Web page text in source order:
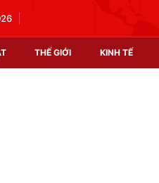
THẾ GIỚI KINH TẾ